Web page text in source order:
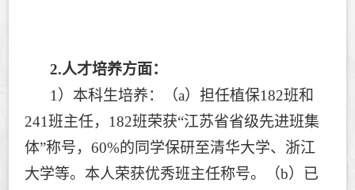
2.人才培养方面：
1 ）本科生培养：（a）担任植保182班和
241班主任， 182班荣获“江苏省省级先进班集
体”称号，60%的同学保研至清华大学、浙江
大学等。本人荣获优秀班主任称号。（b）已